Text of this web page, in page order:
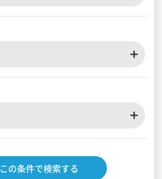
この条件で検索する